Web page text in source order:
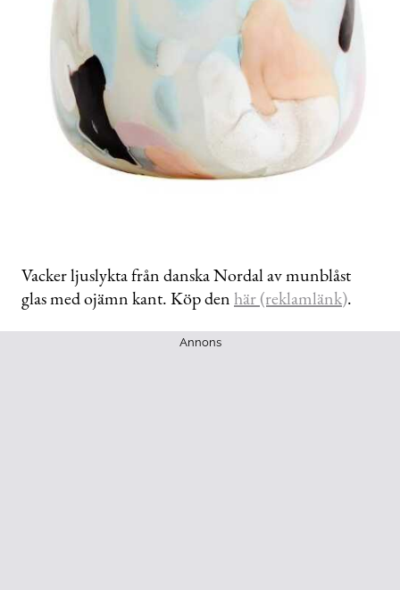
Vacker ljuslykta från danska Nordal av munblåst
glas med ojämn kant. Köp denhär (reklamlänk).
Annons